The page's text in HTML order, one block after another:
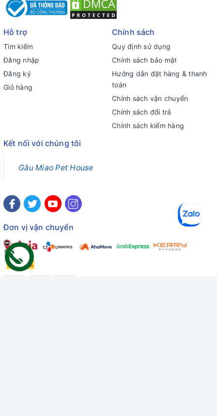
Hỗ trợ
Tìm kiếm
Đăng nhập
Đăng ký
Giỏ hàng
Chính sách
Quy định sử dụng
Chính sách bảo mật
Hướng dẫn đặt hàng & thanh
toán
Chính sách vận chuyển
Chính sách đổi trả
Chính sách kiểm hàng
Kết nối với chúng tôi
Gâu Miao Pet House
Đơn vị vận chuyển